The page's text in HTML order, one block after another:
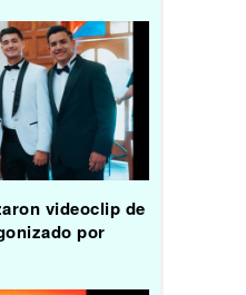
videoclip de
por